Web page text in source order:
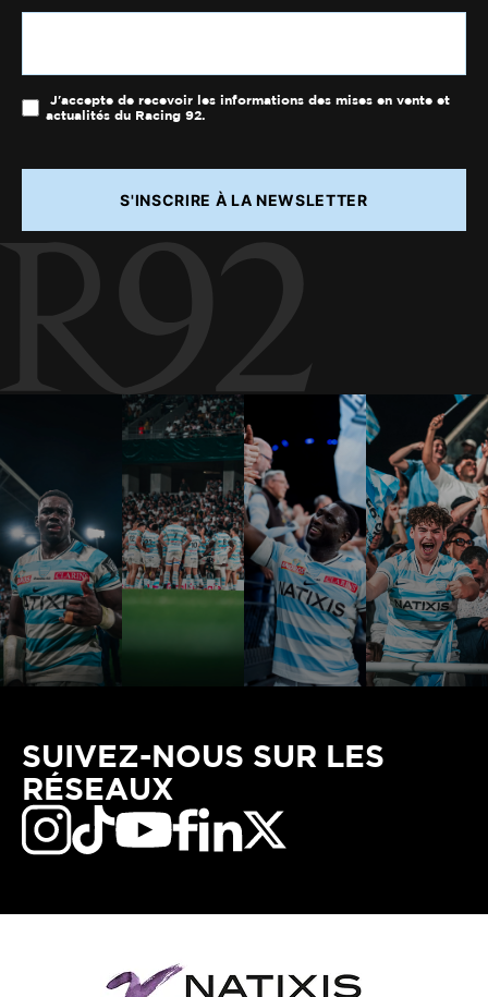
J'accepte de recevoir les informations des mises en vente et
actualités du Racing 92.
S'INSCRIRE À LA NEWSLETTER
SUIVEZ-NOUS SUR LES
RÉSEAUX